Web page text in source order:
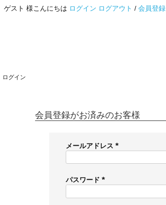
ゲスト 様こんにちは ログイン ログアウト / 会員登録
ログイン
会員登録がお済みのお客様
メールアドレス
必
)
パスワード
必